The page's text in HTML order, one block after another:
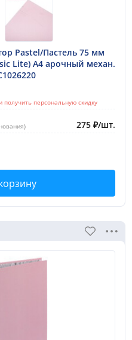
Pastel/Пастель 75 мм
Lite) A4 арочный механ.
получить персональную скидку
275 ₽/шт.